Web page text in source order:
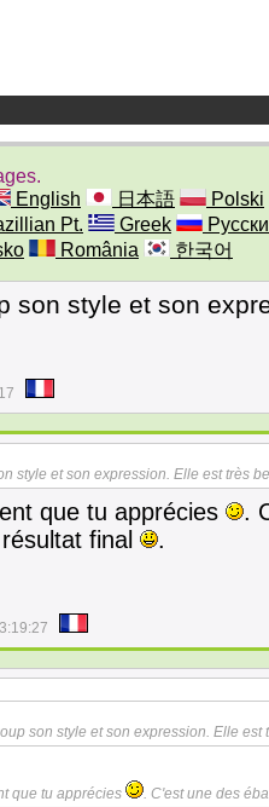
English 日本語
Polski
Pt. Greek
România 한국어
son style et son
style et son expression. Elle est très
que tu apprécies
.
final
.
son style et son expression. Elle est
que tu apprécies
. C'est une des